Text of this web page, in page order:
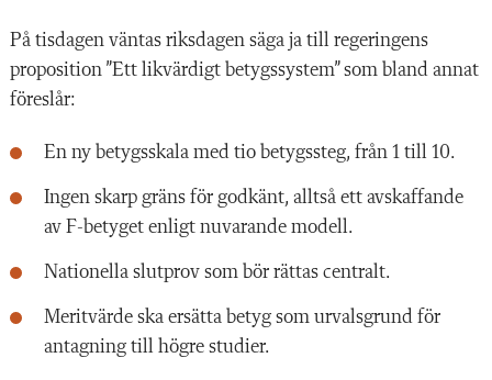
På tisdagen väntas riksdagen säga ja till regeringens
proposition ”Ett likvärdigt betygssystem” som bland annat
föreslår:
En ny betygsskala med tio betygssteg, från 1 till 10.
Ingen skarp gräns för godkänt, alltså ett avskaffande
av F-betyget enligt nuvarande modell.
Nationella slutprov som bör rättas centralt.
Meritvärde ska ersätta betyg som urvalsgrund för
antagning till högre studier.